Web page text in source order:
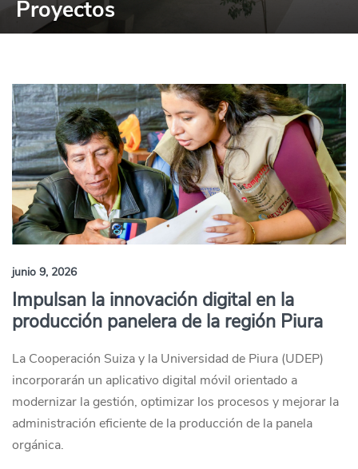
Proyectos
junio 9, 2026
Impulsan la innovación digital en la
producción panelera de la región Piura
La Cooperación Suiza y la Universidad de Piura (UDEP)
incorporarán un aplicativo digital móvil orientado a
modernizar la gestión, optimizar los procesos y mejorar la
administración eficiente de la producción de la panela
orgánica.